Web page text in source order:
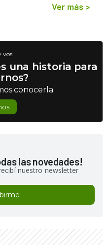
Ver más >
vos
una historia para
conocerla
las novedades!
nuestro newsletter